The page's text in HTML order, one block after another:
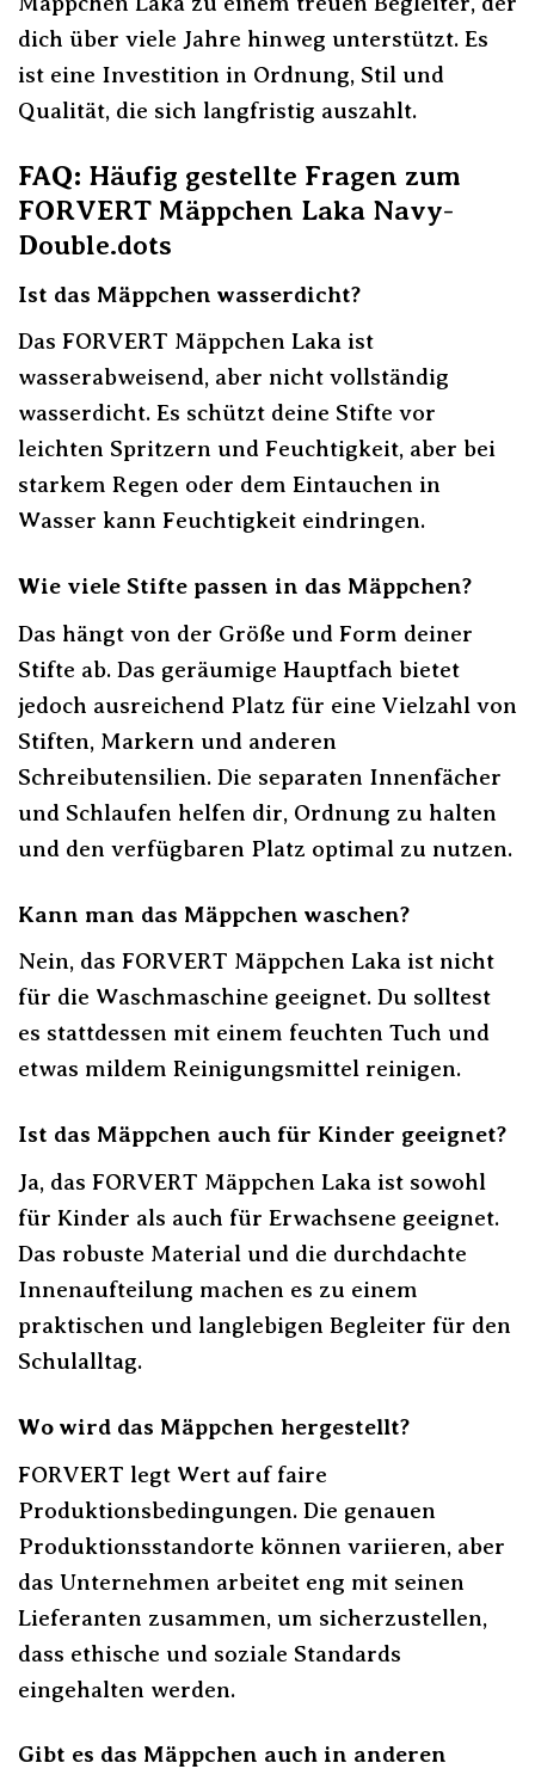
dich über viele Jahre hinweg unterstützt. Es
ist eine Investition in Ordnung, Stil und
Qualität, die sich langfristig auszahlt.
FAQ: Häufig gestellte Fragen zum
FORVERT Mäppchen Laka Navy-
Double.dots
Ist das Mäppchen wasserdicht?
Das FORVERT Mäppchen Laka ist
wasserabweisend, aber nicht vollständig
wasserdicht. Es schützt deine Stifte vor
leichten Spritzern und Feuchtigkeit, aber bei
starkem Regen oder dem Eintauchen in
Wasser kann Feuchtigkeit eindringen.
Wie viele Stifte passen in das Mäppchen?
Das hängt von der Größe und Form deiner
Stifte ab. Das geräumige Hauptfach bietet
jedoch ausreichend Platz für eine Vielzahl von
Stiften, Markern und anderen
Schreibutensilien. Die separaten Innenfächer
und Schlaufen helfen dir, Ordnung zu halten
und den verfügbaren Platz optimal zu nutzen.
Kann man das Mäppchen waschen?
Nein, das FORVERT Mäppchen Laka ist nicht
für die Waschmaschine geeignet. Du solltest
es stattdessen mit einem feuchten Tuch und
etwas mildem Reinigungsmittel reinigen.
Ist das Mäppchen auch für Kinder geeignet?
Ja, das FORVERT Mäppchen Laka ist sowohl
für Kinder als auch für Erwachsene geeignet.
Das robuste Material und die durchdachte
Innenaufteilung machen es zu einem
praktischen und langlebigen Begleiter für den
Schulalltag.
Wo wird das Mäppchen hergestellt?
FORVERT legt Wert auf faire
Produktionsbedingungen. Die genauen
Produktionsstandorte können variieren, aber
das Unternehmen arbeitet eng mit seinen
Lieferanten zusammen, um sicherzustellen,
dass ethische und soziale Standards
eingehalten werden.
Gibt es das Mäppchen auch in anderen